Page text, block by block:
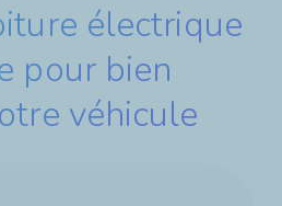
électrique
pour bien
véhicule